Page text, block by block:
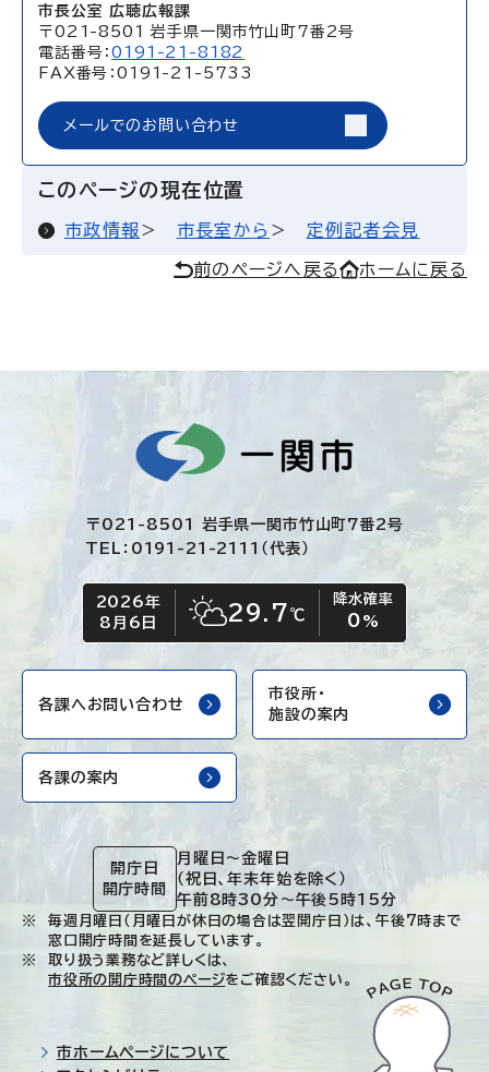
市長公室 広聴広報課
〒021-8501 岩手県一関市竹山町7番2号
電話番号：0191-21-8182
FAX番号：0191-21-5733
メールでのお問い合わせ
このページの現在位置
市政情報 市長室から 定例記者会見
前のページへ戻る ホームに戻る
〒021-8501 岩手県一関市竹山町7番2号
TEL：0191-21-2111（代表）
今日の日付
2026年
8月6日
今日の天気
晴れ時々くもり
29.7 ℃
降水確率
0 %
各課へお問い合わせ
市役所・
施設の案内
各課の案内
開庁日
開庁時間
月曜日～金曜日
（祝日、年末年始を除く）
午前8時30分～午後5時15分
毎週月曜日（月曜日が休日の場合は翌開庁日）は、午後7時まで
窓口開庁時間を延長しています。
取り扱う業務など詳しくは、
市役所の開庁時間のページをご確認ください。
市ホームページについて